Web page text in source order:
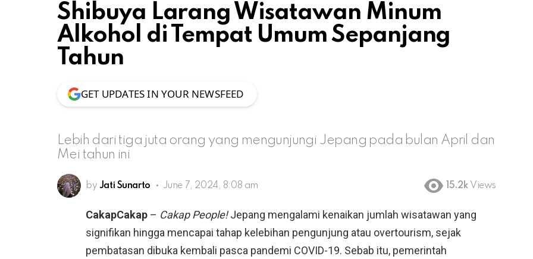
Shibuya Larang Wisatawan Minum
Alkohol di Tempat Umum Sepanjang
Tahun
GET UPDATES IN YOUR NEWSFEED
Lebih dari tiga juta orang yang mengunjungi Jepang pada bulan April dan
Mei tahun ini
by Jati Sunarto June 7, 2024, 8:08 am 15.2k Views
CakapCakap – Cakap People!Jepang mengalami kenaikan jumlah wisatawan yang
signifikan hingga mencapai tahap kelebihan pengunjung atau overtourism, sejak
pembatasan dibuka kembali pasca pandemi COVID-19. Sebab itu, pemerintah